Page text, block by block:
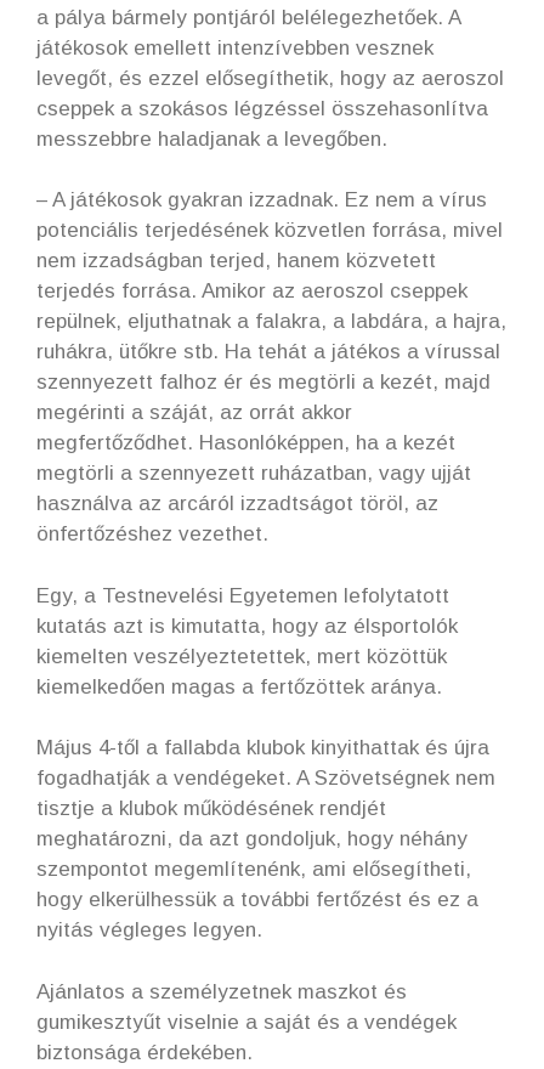
a pálya bármely pontjáról belélegezhetőek. A
játékosok emellett intenzívebben vesznek
levegőt, és ezzel elősegíthetik, hogy az aeroszol
cseppek a szokásos légzéssel összehasonlítva
messzebbre haladjanak a levegőben.
– A játékosok gyakran izzadnak. Ez nem a vírus
potenciális terjedésének közvetlen forrása, mivel
nem izzadságban terjed, hanem közvetett
terjedés forrása. Amikor az aeroszol cseppek
repülnek, eljuthatnak a falakra, a labdára, a hajra,
ruhákra, ütőkre stb. Ha tehát a játékos a vírussal
szennyezett falhoz ér és megtörli a kezét, majd
megérinti a száját, az orrát akkor
megfertőződhet. Hasonlóképpen, ha a kezét
megtörli a szennyezett ruházatban, vagy ujját
használva az arcáról izzadtságot töröl, az
önfertőzéshez vezethet.
Egy, a Testnevelési Egyetemen lefolytatott
kutatás azt is kimutatta, hogy az élsportolók
kiemelten veszélyeztetettek, mert közöttük
kiemelkedően magas a fertőzöttek aránya.
Május 4-től a fallabda klubok kinyithattak és újra
fogadhatják a vendégeket. A Szövetségnek nem
tisztje a klubok működésének rendjét
meghatározni, da azt gondoljuk, hogy néhány
szempontot megemlítenénk, ami elősegítheti,
hogy elkerülhessük a további fertőzést és ez a
nyitás végleges legyen.
Ajánlatos a személyzetnek maszkot és
gumikesztyűt viselnie a saját és a vendégek
biztonsága érdekében.